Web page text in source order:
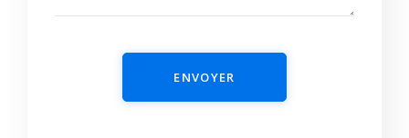
ENVOYER